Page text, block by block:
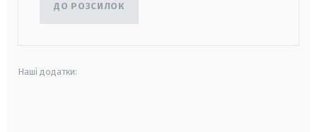
ДО РОЗСИЛОК
Наші додатки: